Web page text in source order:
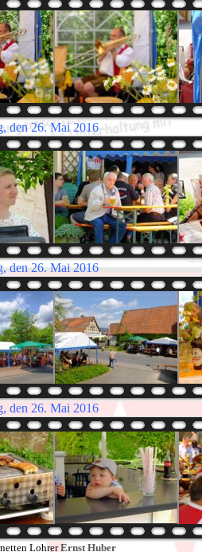
den 26. Mai 2016
den 26. Mai 2016
den 26. Mai 2016
LohrerErnst Huber